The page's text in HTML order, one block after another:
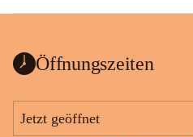
Öffnungszeiten
Jetzt geöffnet